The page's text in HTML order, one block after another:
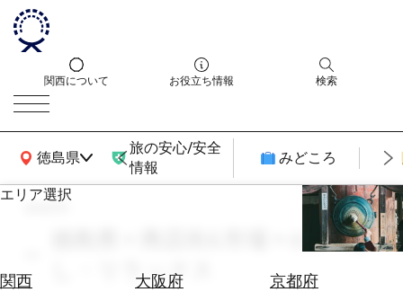
関西について お役立ち情報 検索
徳島県
関西広域MAP
旅の安心/安全
情報
みどころ
エリア選択
関西 大阪府
京都府
エ
search
徳島県 × 商店街&市場 × 6月 × 癒
し・リラックス